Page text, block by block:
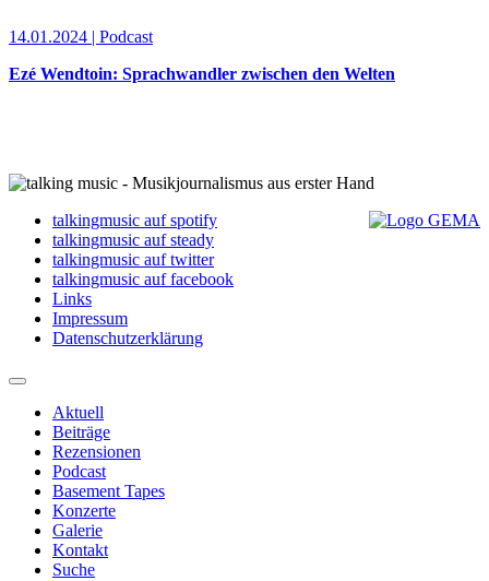
14.01.2024 | Podcast
Ezé Wendtoin: Sprachwandler zwischen den Welten
talkingmusic auf spotify
talkingmusic auf steady
talkingmusic auf twitter
talkingmusic auf facebook
Links
Impressum
Datenschutzerklärung
Aktuell
Beiträge
Rezensionen
Podcast
Basement Tapes
Konzerte
Galerie
Kontakt
Suche